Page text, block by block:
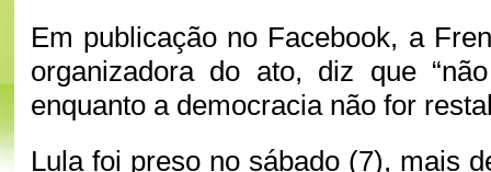
Em publicação no Facebook, a
organizadora do ato, diz que
enquanto a democracia não for
Lula foi preso no sábado (7), mais